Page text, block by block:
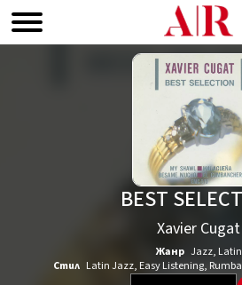
BEST
Xavier Cugat
Жанр Jazz, Latin
Стил Latin Jazz, Easy Listening,Rumba